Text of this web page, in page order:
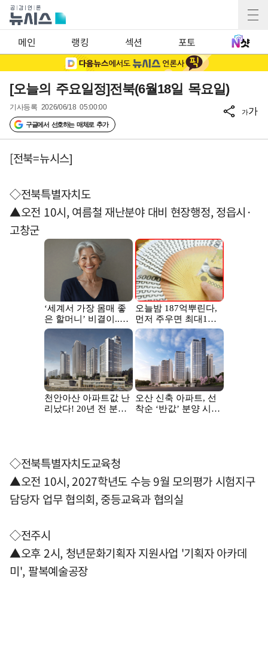
메인 랭킹 섹션 포토
[오늘의 주요일정]전북(6월18일 목요일)
기사등록 2026/06/18 05:00:00
구글에서 선호하는 매체로 추가
가가
[전북=뉴시스]
◇전북특별자치도
▲오전 10시, 여름철 재난분야 대비 현장행정, 정읍시·
고창군
◇전북특별자치도교육청
▲오전 10시, 2027학년도 수능 9월 모의평가 시험지구
담당자 업무 협의회, 중등교육과 협의실
◇전주시
▲오후 2시, 청년문화기획자 지원사업 '기획자 아카데
미', 팔복예술공장